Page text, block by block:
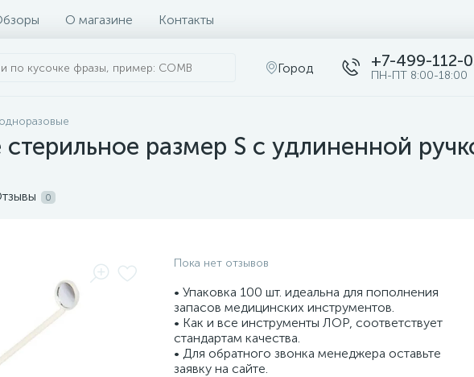
О магазине Контакты
Город +7-499-112-
ПН-ПТ 8:00-18:00
стерильное размер S с удлиненной
0
Пока нет отзывов
• Упаковка 100 шт. идеальна для пополнения
запасов медицинских инструментов.
• Как и все инструменты ЛОР, соответствует
стандартам качества.
• Для обратного звонка менеджера оставьте
заявку на сайте.